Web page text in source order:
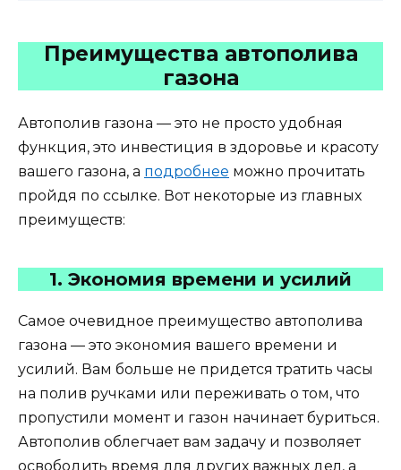
Преимущества автополива
газона
Автополив газона — это не просто удобная
функция, это инвестиция в здоровье и красоту
вашего газона, а подробнее можно прочитать
пройдя по ссылке. Вот некоторые из главных
преимуществ:
1. Экономия времени и усилий
Самое очевидное преимущество автополива
газона — это экономия вашего времени и
усилий. Вам больше не придется тратить часы
на полив ручками или переживать о том, что
пропустили момент и газон начинает буриться.
Автополив облегчает вам задачу и позволяет
освободить время для других важных дел, а